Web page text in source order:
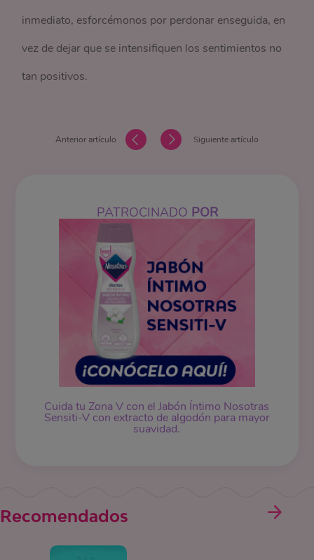
inmediato, esforcémonos por perdonar enseguida, en
vez de dejar que se intensifiquen los sentimientos no
tan positivos.
Anterior artículo Siguiente artículo
PATROCINADO POR
Cuida tu Zona V con el Jabón Íntimo Nosotras
Sensiti-V con extracto de algodón para mayor
suavidad.
Recomendados